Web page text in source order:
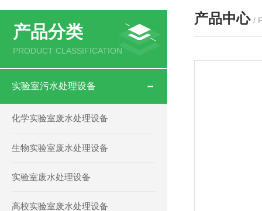
产品分类
PRODUCT CLASSIFICATION
实验室污水处理设备
化学实验室废水处理设备
生物实验室废水处理设备
实验室废水处理设备
高校实验室废水处理设备
产品中心 /